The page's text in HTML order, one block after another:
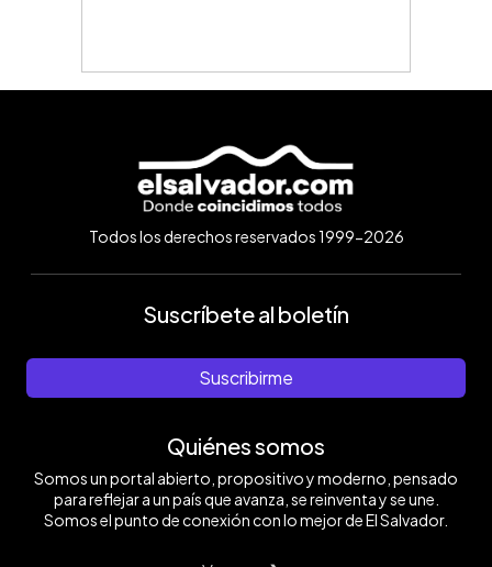
Todos los derechos reservados 1999-2026
Suscríbete al boletín
Suscribirme
Quiénes somos
Somos un portal abierto, propositivo y moderno, pensado
para reflejar a un país que avanza, se reinventa y se une.
Somos el punto de conexión con lo mejor de El Salvador.